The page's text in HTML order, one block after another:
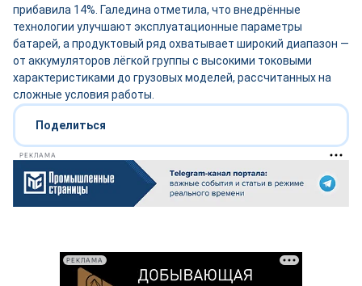
прибавила 14%. Галедина отметила, что внедрённые
технологии улучшают эксплуатационные параметры
батарей, а продуктовый ряд охватывает широкий диапазон —
от аккумуляторов лёгкой группы с высокими токовыми
характеристиками до грузовых моделей, рассчитанных на
сложные условия работы.
Поделиться
РЕКЛАМА
РЕКЛАМА